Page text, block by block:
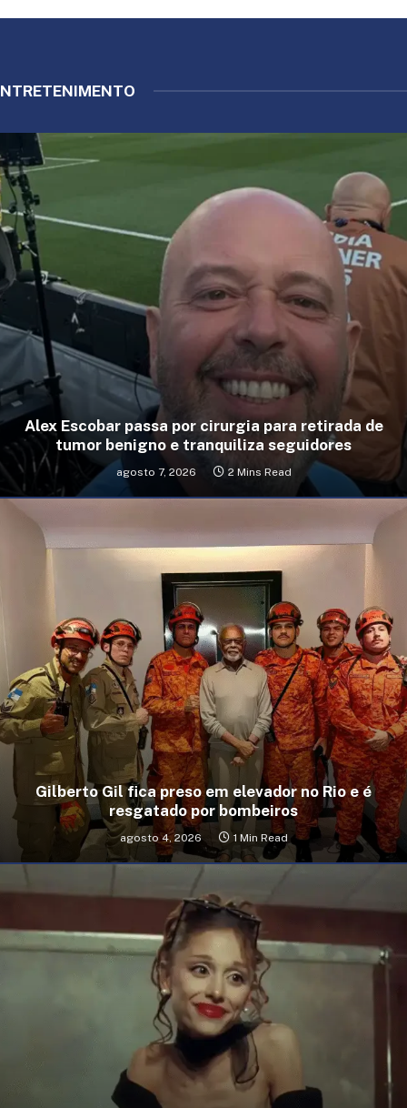
Alex Escobar passa por cirurgia para retirada de
tumor benigno e tranquiliza seguidores
agosto 7, 2026 2 Mins Read
Gilberto Gil fica preso em elevador no Rio e é
resgatado por bombeiros
agosto 4, 2026 1 Min Read